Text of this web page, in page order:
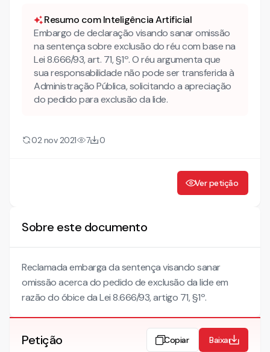
Resumo com Inteligência Artificial
Embargo de declaração visando sanar omissão
na sentença sobre exclusão do réu com base na
Lei 8.666/93, art. 71, §1º. O réu argumenta que
sua responsabilidade não pode ser transferida à
Administração Pública, solicitando a apreciação
do pedido para exclusão da lide.
02 nov 2021 7 0
Ver petição
Sobre este documento
Reclamada embarga da sentença visando sanar
omissão acerca do pedido de exclusão da lide em
razão do óbice da Lei 8.666/93, artigo 71, §1º.
Petição Copiar Baixar